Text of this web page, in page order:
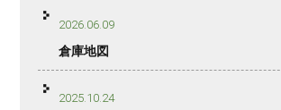
2026.06.09
倉庫地図
2025.10.24